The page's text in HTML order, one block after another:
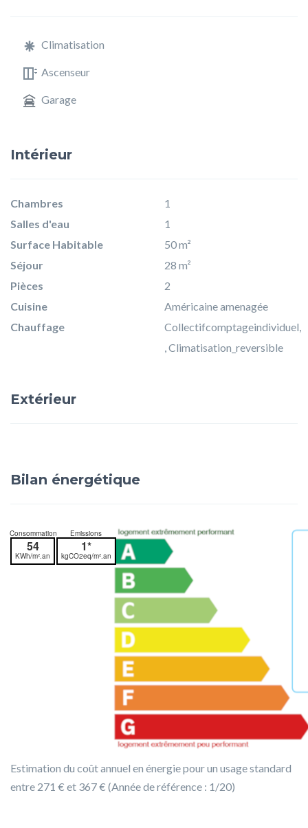
Climatisation
Ascenseur
Garage
Intérieur
Chambres
1
Salles d'eau
1
Surface Habitable
50 m²
Séjour
28 m²
Pièces
2
Cuisine
Américaine amenagée
Chauffage
Collectifcomptageindividuel,
, Climatisation_reversible
Extérieur
Bilan énergétique
Consommation
54
KWh/m².an
Emissions
1*
kgCO2eq/m².an
Estimation du coût annuel en énergie pour un usage standard
entre 271 € et 367 € (Année de référence : 1/20)